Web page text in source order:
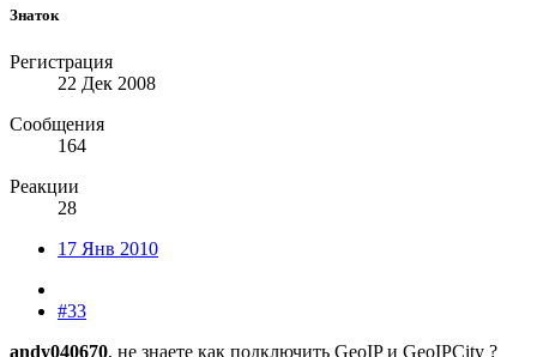
Знаток
Регистрация
22 Дек 2008
Сообщения
164
Реакции
28
17 Янв 2010
#33
andy040670, не знаете как подключить GeoIP и GeoIPCity ?